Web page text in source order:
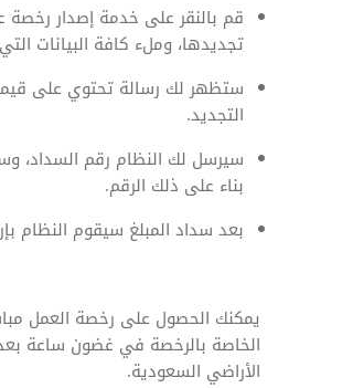
قم بالنقر على خدمة إصدار رخصة
تجديدها، وملء كافة البيانات
ستظهر لك رسالة تحتوي على
التجديد.
سيرسل لك النظام رقم السداد،
بناء على ذلك الرقم.
بعد سداد المبلغ سيقوم النظام
يمكنك الحصول على رخصة العمل
الخاصة بالرخصة في غضون ساعة
الأراضي السعودية.